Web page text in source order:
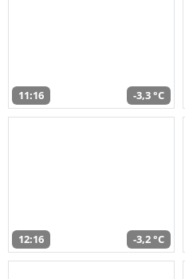
11:16 -3,3 °C
12:16 -3,2 °C